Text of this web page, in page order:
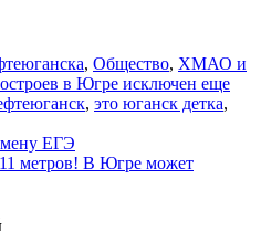
, Общество, ХМАО и
в Югре исключен еще
, это юганск детка,
ЕГЭ
метров! В Югре может